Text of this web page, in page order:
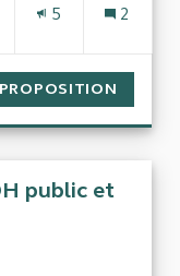
5 2
public et